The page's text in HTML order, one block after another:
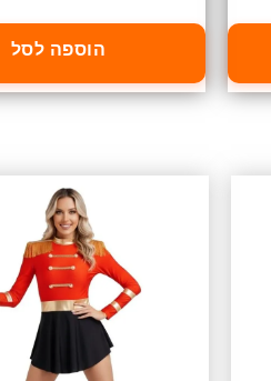
הוספה לסל